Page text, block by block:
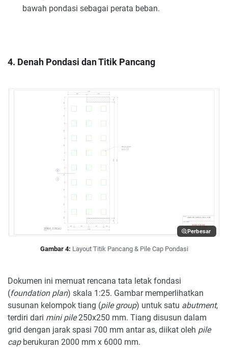
bawah pondasi sebagai perata beban.
4. Denah Pondasi dan Titik Pancang
Perbesar
Gambar 4: Layout Titik Pancang & Pile Cap Pondasi
Dokumen ini memuat rencana tata letak fondasi
(foundation plan) skala 1:25. Gambar memperlihatkan
susunan kelompok tiang (pile group) untuk satu abutment,
terdiri dari mini pile250x250 mm. Tiang disusun dalam
grid dengan jarak spasi 700 mm antar as, diikat oleh pile
capberukuran 2000 mm x 6000 mm.